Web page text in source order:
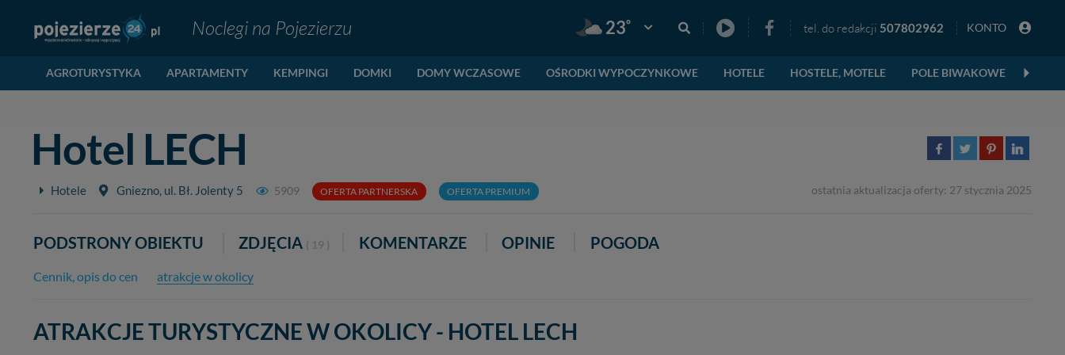
Noclegi na Pojezierzu 23° Pogoda: Gniezno tel. do redakcji 507802962 KONTO
AGROTURYSTYKA APARTAMENTY KEMPINGI DOMKI DOMY WCZASOWE OŚRODKI WYPOCZYNKOWE HOTELE HOSTELE, MOTELE POLE BIWAKOWE
Hotel LECH
Hotele Gniezno, ul. Bł. Jolenty 5 5909 OFERTA PARTNERSKA OFERTA PREMIUM ostatnia aktualizacja oferty: 27 stycznia 2025
PODSTRONY OBIEKTU ZDJĘCIA ( 19 ) KOMENTARZE OPINIE POGODA
Cennik, opis do cen atrakcje w okolicy
ATRAKCJE TURYSTYCZNE W OKOLICY - HOTEL LECH
8